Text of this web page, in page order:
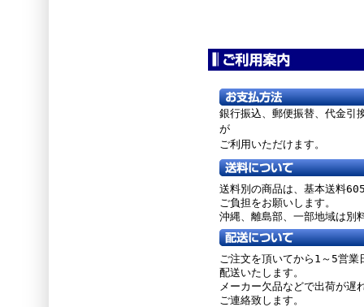
銀行振込、郵便振替、 代金引
が
ご利用いただけます。
送料別の商品は、基本送料
ご負担をお願いします。
沖縄、離島部、一部地域は別
ご注文を頂いてから1～5営業
配送いたします。
メーカー欠品などで出荷が遅
ご連絡致します。